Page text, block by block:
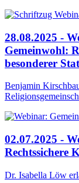
28.08.2025 -
Gemeinwohl:
besonderer
Benjamin
02.07.2025 -
Rechtssichere
Dr. Isabella Löw